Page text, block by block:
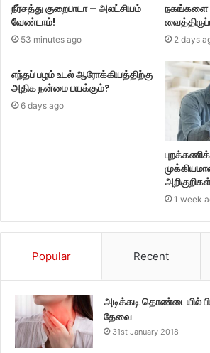
நீர்சத்து குறைபாடா – அலட்சியம்
வேண்டாம்!
53 minutes ago
நகங்களை
2 days
எந்தப் பழம் உடல் ஆரோக்கியத்திற்கு
அதிக நன்மை பயக்கும்?
6 days ago
1 week
Popular Recent
அடிக்கடி தொண்டையில்
தேவை
31st January 2018